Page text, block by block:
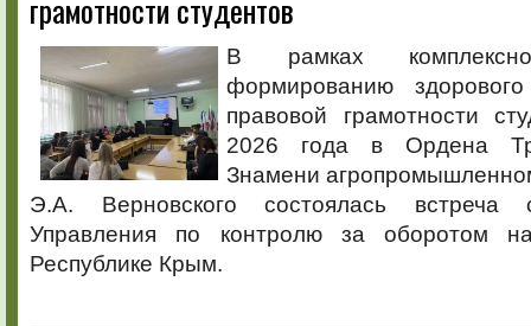
правовой
грамотности
грамотности студентов
В рамках
формированию
правовой грамотности
2026 года в Ордена
Знамени
Э.А. Верновского состоялась встреча
Управления по контролю за оборотом
Республике Крым.